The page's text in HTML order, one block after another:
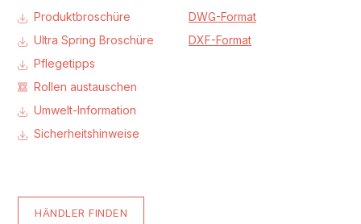
Produktbroschüre
Ultra Spring Broschüre
Pflegetipps
Rollen austauschen
Umwelt-Information
Sicherheitshinweise
DWG-Format
DXF-Format
HÄNDLER FINDEN